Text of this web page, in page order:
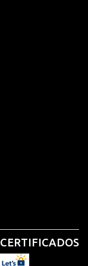
CERTIFICADOS